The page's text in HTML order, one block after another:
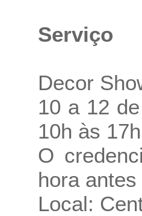
Serviço
Decor
10 a 12
10h às
O
hora
Local: